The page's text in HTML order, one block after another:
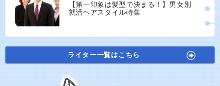
【第一印象は髪型で決まる！】男女別
就活ヘアスタイル特集
ライター一覧はこちら